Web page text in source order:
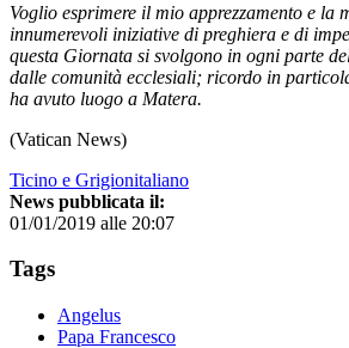
Voglio esprimere il mio apprezzamento e la
innumerevoli iniziative di preghiera e di
questa Giornata si svolgono in ogni parte
dalle comunità ecclesiali; ricordo in
ha avuto luogo a Matera.
(Vatican News)
Ticino e Grigionitaliano
News pubblicata il:
01/01/2019 alle 20:07
Tags
Angelus
Papa Francesco